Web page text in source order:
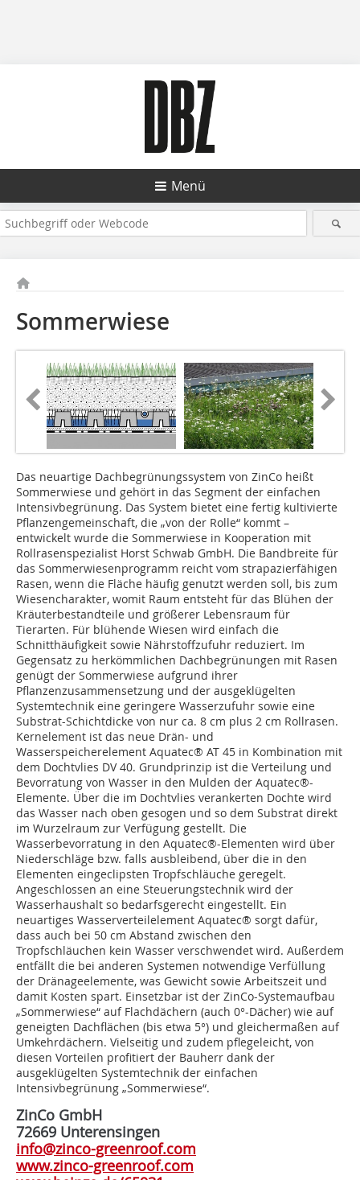
Menü
Sommerwiese
Das neuartige Dachbegrünungssystem von ZinCo heißt
Sommerwiese und gehört in das Segment der einfachen
Intensivbegrünung. Das System bietet eine fertig kultivierte
Pflanzengemeinschaft, die „von der Rolle“ kommt –
entwickelt wurde die Sommerwiese in Kooperation mit
Rollrasenspezialist Horst Schwab GmbH. Die Bandbreite für
das Sommerwiesenprogramm reicht vom strapazierfähigen
Rasen, wenn die Fläche häufig genutzt werden soll, bis zum
Wiesencharakter, womit Raum entsteht für das Blühen der
Kräuterbestandteile und größerer Lebensraum für
Tierarten. Für blühende Wiesen wird einfach die
Schnitthäufigkeit sowie Nährstoffzufuhr reduziert. Im
Gegensatz zu herkömmlichen Dachbegrünungen mit Rasen
genügt der Sommerwiese aufgrund ihrer
Pflanzenzusammensetzung und der ausgeklügelten
Systemtechnik eine geringere Wasserzufuhr sowie eine
Substrat-Schichtdicke von nur ca. 8 cm plus 2 cm Rollrasen.
Kernelement ist das neue Drän- und
Wasserspeicherelement Aquatec® AT 45 in Kombination mit
dem Dochtvlies DV 40. Grundprinzip ist die Verteilung und
Bevorratung von Wasser in den Mulden der Aquatec®-
Elemente. Über die im Dochtvlies verankerten Dochte wird
das Wasser nach oben gesogen und so dem Substrat direkt
im Wurzelraum zur Verfügung gestellt. Die
Wasserbevorratung in den Aquatec®-Elementen wird über
Niederschläge bzw. falls ausbleibend, über die in den
Elementen eingeclipsten Tropfschläuche geregelt.
Angeschlossen an eine Steuerungstechnik wird der
Wasserhaushalt so bedarfsgerecht eingestellt. Ein
neuartiges Wasserverteilelement Aquatec® sorgt dafür,
dass auch bei 50 cm Abstand zwischen den
Tropfschläuchen kein Wasser verschwendet wird. Außerdem
entfällt die bei anderen Systemen notwendige Verfüllung
der Dränageelemente, was Gewicht sowie Arbeitszeit und
damit Kosten spart. Einsetzbar ist der ZinCo-Systemaufbau
„Sommerwiese“ auf Flachdächern (auch 0°-Dächer) wie auf
geneigten Dachflächen (bis etwa 5°) und gleichermaßen auf
Umkehrdächern. Vielseitig und zudem pflegeleicht, von
diesen Vorteilen profitiert der Bauherr dank der
ausgeklügelten Systemtechnik der einfachen
Intensivbegrünung „Sommerwiese“.
ZinCo GmbH
72669 Unterensingen
info@zinco-greenroof.com
www.zinco-greenroof.com